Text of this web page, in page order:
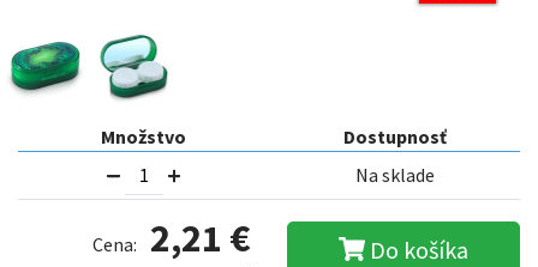
Množstvo
Dostupnosť
Na sklade
Cena: 2,21 € Do košíka